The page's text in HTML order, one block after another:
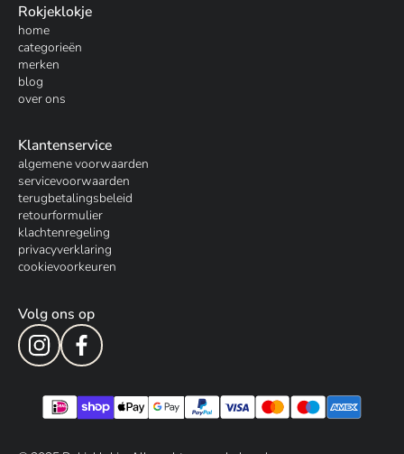
Rokjeklokje
home
categorieën
merken
blog
over ons
Klantenservice
algemene voorwaarden
servicevoorwaarden
terugbetalingsbeleid
retourformulier
klachtenregeling
privacyverklaring
cookievoorkeuren
Volg ons op